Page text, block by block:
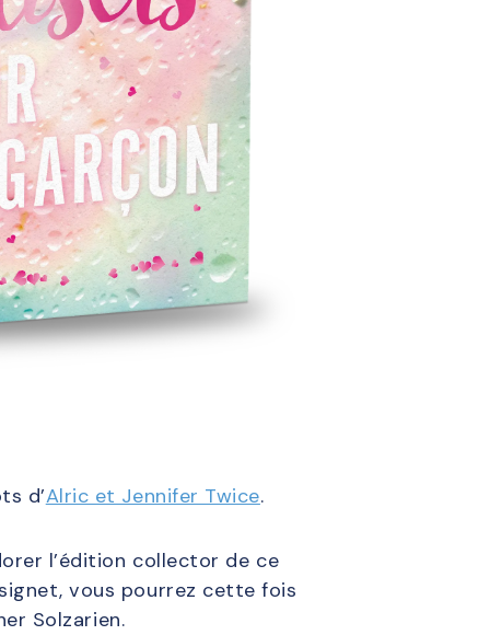
d’Alric et Jennifer Twice.
l’édition collector de ce
vous pourrez cette fois
Solzarien.